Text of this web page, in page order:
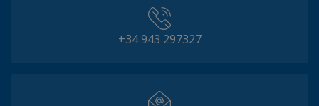
+34 943 297327